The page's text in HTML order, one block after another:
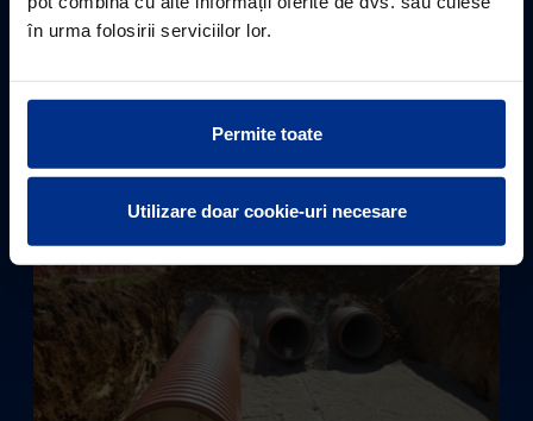
în urma folosirii serviciilor lor.
Permite toate
Utilizare doar cookie-uri necesare
Cu un volum de stocare a apei de 95,5%, la o